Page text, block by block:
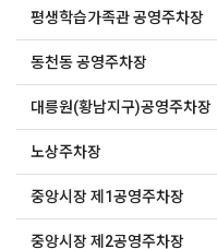
평생학습가족관 공영주차장
동천동 공영주차장
대릉원(황남지구)공영주차장
노상주차장
중앙시장 제1공영주차장
중앙시장 제2공영주차장